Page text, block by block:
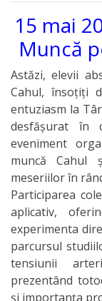
Juridic
Elevi
Дня
15 mai
Muncă
Astăzi, elevii
Cahul, însoțiți
entuziasm la
desfășurat în
eveniment
muncă Cahul
meseriilor în
Participarea
aplicativ,
experimenta
parcursul
tensiunii
prezentând
și importanța